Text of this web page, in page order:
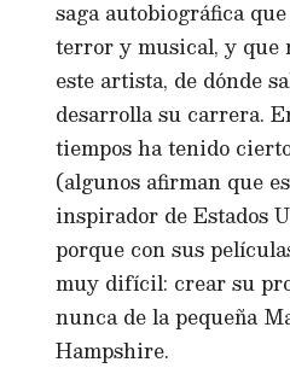
saga autobiográfica
terror y musical, y que
este artista, de dónde
desarrolla su carrera.
tiempos ha tenido
(algunos afirman que
inspirador de Estados
porque con sus
muy difícil: crear su
nunca de la pequeña
Hampshire.